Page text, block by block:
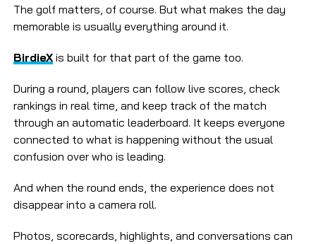
The golf matters, of course. But what makes the day
memorable is usually everything around it.
BirdieXis built for that part of the game too.
During a round, players can follow live scores, check
rankings in real time, and keep track of the match
through an automatic leaderboard. It keeps everyone
connected to what is happening without the usual
confusion over who is leading.
And when the round ends, the experience does not
disappear into a camera roll.
Photos, scorecards, highlights, and conversations can